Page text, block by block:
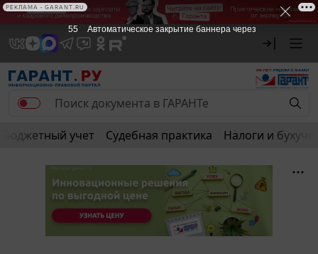
Бюджетный учет Судебная практика Налоги и
55 Автоматическое закрытие баннера через
РЕКЛАМА • GARANT.RU